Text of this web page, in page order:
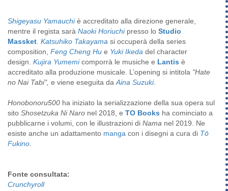
Shigeyasu Yamauchiè accreditato alla direzione generale,
mentre il regista sarà Naoki Horiuchipresso lo Studio
Massket Katsuhiko Takayama si occuperà della series
composition, Feng Cheng Hu e Yuki Ikeda del character
design. Kujira Yumemicomporrà le musiche e Lantis è
accreditato alla produzione musicale. L’opening si intitola "Hate
no Nai Tabi", e viene eseguita da Aina Suzuki.
Honobonoru500 ha iniziato la serializzazione della sua opera sul
sito Shosetzuka Ni Naro nel 2018, e TO Books ha cominciato a
pubblicarne i volumi, con le illustrazioni di Nama nel 2019. Ne
esiste anche un adattamento manga con i disegni a cura di Tō
Fukino
Fonte consultata:
Crunchyroll